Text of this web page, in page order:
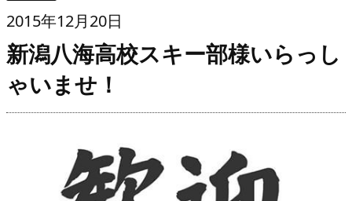
2015年12月20日
新潟八海高校スキー部様いらっし
ゃいませ！